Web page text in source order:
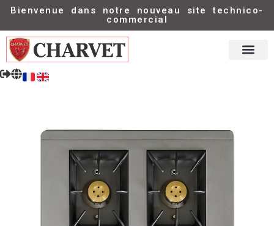
Bienvenue dans notre nouveau site technico-
commercial